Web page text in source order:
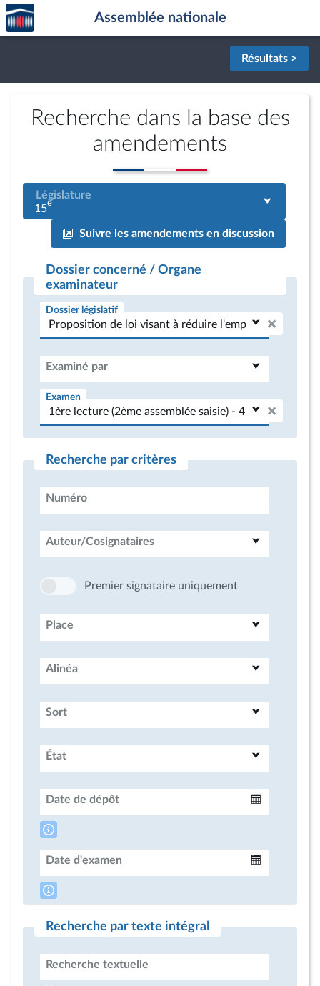
Aller au contenu
Aller en bas de la page
Accèder
à la
page
Assemblée nationale
Résultats >
Recherche dans la base des
amendements
Législature
15e
Suivre les amendements en discussion
Dossier concerné / Organe
examinateur
Dossier législatif
Examiné par
Examen
Recherche par critères
Numéro
Auteur/Cosignataires
Premier signataire uniquement
Place
Alinéa
Sort
État
Date de dépôt
Date d'examen
Recherche par texte intégral
Recherche textuelle